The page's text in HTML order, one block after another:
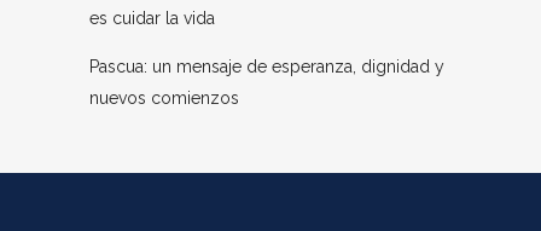
es cuidar la vida
Pascua: un mensaje de esperanza, dignidad y
nuevos comienzos